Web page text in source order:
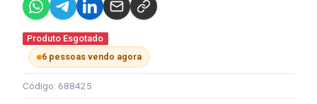
Produto Esgotado
6 pessoas vendo agora
Código: 688425